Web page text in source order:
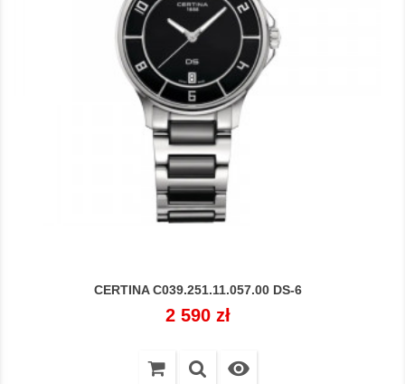
CERTINA C039.251.11.057.00 DS-6
Cena
2 590 zł
